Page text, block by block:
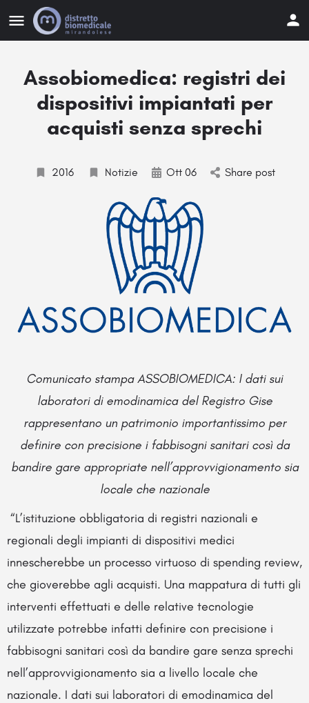
Assobiomedica: registri dei
dispositivi impiantati per
acquisti senza sprechi
2016 Notizie Ott 06 Share post
Comunicato stampa ASSOBIOMEDICA: I dati sui
laboratori di emodinamica del Registro Gise
rappresentano un patrimonio importantissimo per
definire con precisione i fabbisogni sanitari così da
bandire gare appropriate nell’approvvigionamento sia
locale che nazionale
“L’istituzione obbligatoria di registri nazionali e
regionali degli impianti di dispositivi medici
innescherebbe un processo virtuoso di spending review,
che gioverebbe agli acquisti. Una mappatura di tutti gli
interventi effettuati e delle relative tecnologie
utilizzate potrebbe infatti definire con precisione i
fabbisogni sanitari così da bandire gare senza sprechi
nell’approvvigionamento sia a livello locale che
nazionale. I dati sui laboratori di emodinamica del